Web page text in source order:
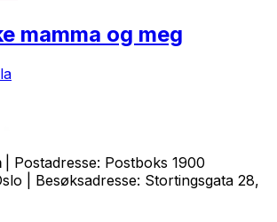
mamma og meg
| Postadresse: Postboks 1900
| Besøksadresse: Stortingsgata 28,